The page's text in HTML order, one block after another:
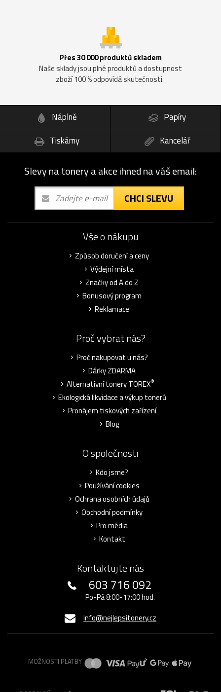
Přes 30 000 produktů skladem
Naše sklady jsou plné produktů a dostupnost
zboží 100 % odpovídá skutečnosti.
Náplně
Papíry
Tiskárny
Kancelář
Slevy na tonery a akce ihned na váš email:
CHCI SLEVU
Vše o nákupu
Způsob doručení a ceny
Výdejní místa
Značky od A do Z
Bonusový program
Reklamace
Proč vybrat nás?
Proč nakupovat u nás?
Dárky ZDARMA
Alternativní tonery TOREX®
Ekologická likvidace a výkup tonerů
Pronájem tiskových zařízení
Blog
O společnosti
Kdo jsme?
Používání cookies
Ochrana osobních údajů
Obchodní podmínky
Pro média
Kontakt
Kontaktujte nás
603 716 092
Po-Pá 8:00-17:00 hod.
info@nejlepsitonery.cz
MOŽNOSTI PLATBY